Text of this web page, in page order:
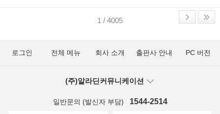
1 / 4005
로그인 전체 메뉴 회사 소개 출판사 안내 PC 버전
(주)알라딘커뮤니케이션
일반문의 (발신자 부담) 1544-2514